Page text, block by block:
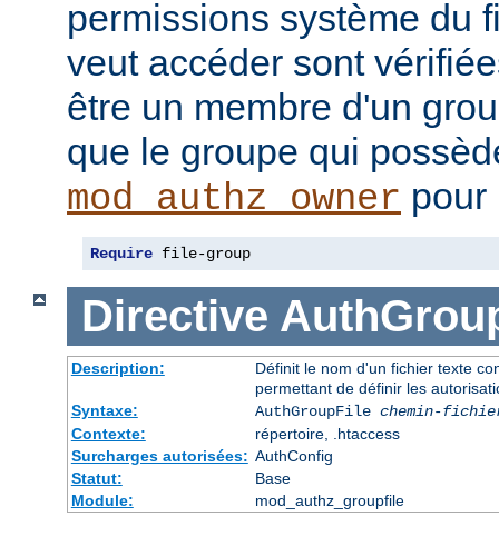
permissions système du
veut accéder sont
être un membre d'un
que le groupe qui
mod_authz_owner pour
Require file-group
Directive
Description:
Définit le nom d'un fichier texte
permettant de définir les
Syntaxe:
AuthGroupFile chemin-
Contexte:
répertoire, .htaccess
Surcharges autorisées: AuthConfig
Statut:
Base
Module:
mod_authz_groupfile